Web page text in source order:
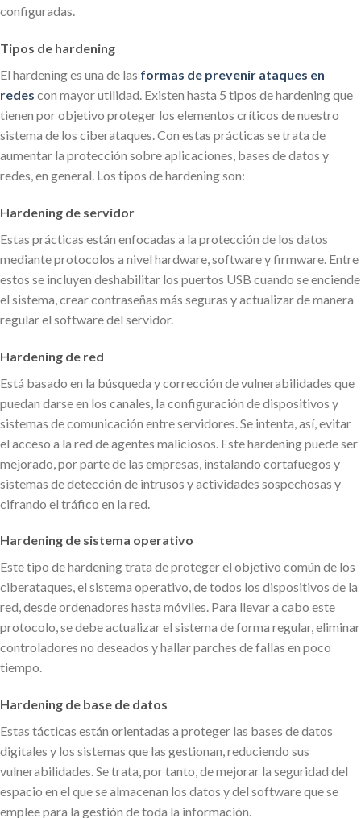
configuradas.
Tipos de hardening
El hardening es una de las formas de prevenir ataques en
redes con mayor utilidad. Existen hasta 5 tipos de hardening que
tienen por objetivo proteger los elementos críticos de nuestro
sistema de los ciberataques. Con estas prácticas se trata de
aumentar la protección sobre aplicaciones, bases de datos y
redes, en general. Los tipos de hardening son:
Hardening de servidor
Estas prácticas están enfocadas a la protección de los datos
mediante protocolos a nivel hardware, software y firmware. Entre
estos se incluyen deshabilitar los puertos USB cuando se enciende
el sistema, crear contraseñas más seguras y actualizar de manera
regular el software del servidor.
Hardening de red
Está basado en la búsqueda y corrección de vulnerabilidades que
puedan darse en los canales, la configuración de dispositivos y
sistemas de comunicación entre servidores. Se intenta, así, evitar
el acceso a la red de agentes maliciosos. Este hardening puede ser
mejorado, por parte de las empresas, instalando cortafuegos y
sistemas de detección de intrusos y actividades sospechosas y
cifrando el tráfico en la red.
Hardening de sistema operativo
Este tipo de hardening trata de proteger el objetivo común de los
ciberataques, el sistema operativo, de todos los dispositivos de la
red, desde ordenadores hasta móviles. Para llevar a cabo este
protocolo, se debe actualizar el sistema de forma regular, eliminar
controladores no deseados y hallar parches de fallas en poco
tiempo.
Hardening de base de datos
Estas tácticas están orientadas a proteger las bases de datos
digitales y los sistemas que las gestionan, reduciendo sus
vulnerabilidades. Se trata, por tanto, de mejorar la seguridad del
espacio en el que se almacenan los datos y del software que se
emplee para la gestión de toda la información.